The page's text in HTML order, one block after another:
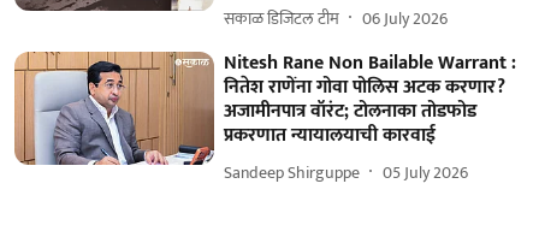
सकाळ डिजिटल टीम 06 July 2026
Nitesh Rane Non Bailable Warrant :
नितेश राणेंना गोवा पोलिस अटक करणार?
अजामीनपात्र वॉरंट; टोलनाका तोडफोड
प्रकरणात न्यायालयाची कारवाई
Sandeep Shirguppe 05 July 2026